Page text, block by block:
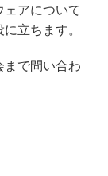
アについて
立ちます。
で問い合わ